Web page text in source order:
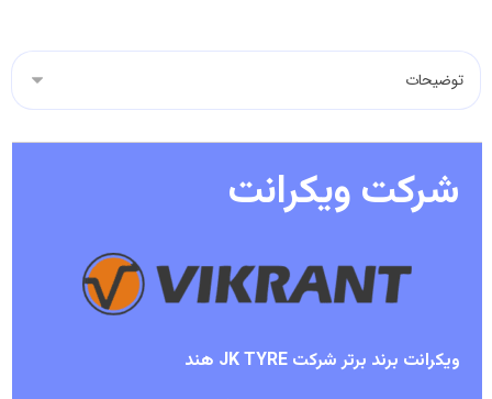
شرکت ویکرانت
ویکرانت برند برتر شرکت JK TYRE هند